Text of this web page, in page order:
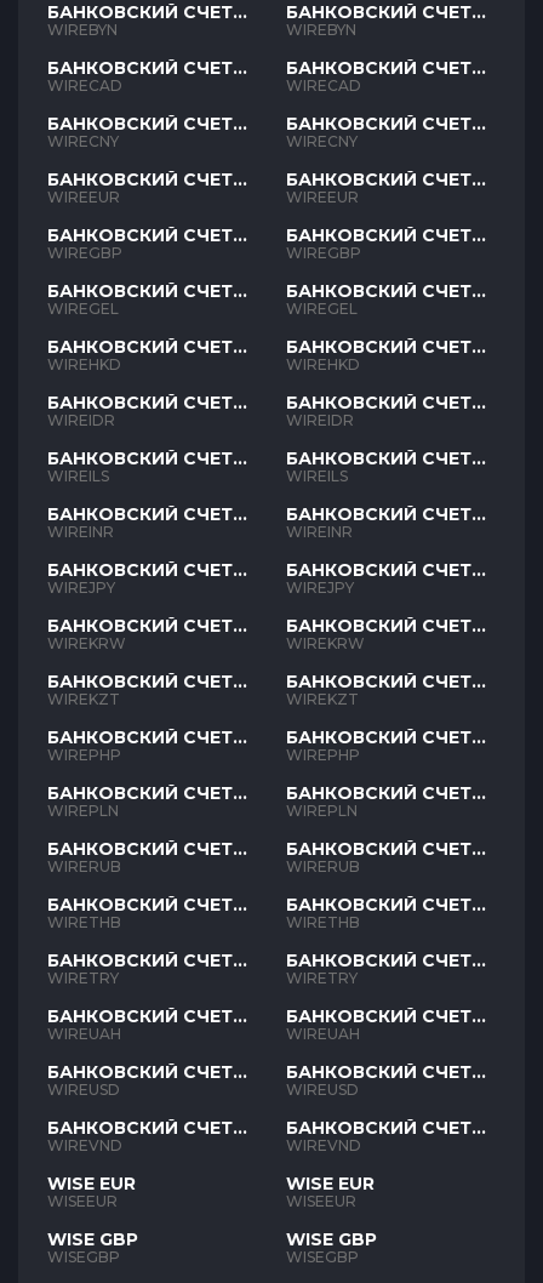
БАНКОВСКИЙ СЧЕТ
BYN
WIREBYN
БАНКОВСКИЙ СЧЕТ
CAD
WIRECAD
БАНКОВСКИЙ СЧЕТ
CNY
WIRECNY
БАНКОВСКИЙ СЧЕТ
EUR
WIREEUR
БАНКОВСКИЙ СЧЕТ
GBP
WIREGBP
БАНКОВСКИЙ СЧЕТ
GEL
WIREGEL
БАНКОВСКИЙ СЧЕТ
HKD
WIREHKD
БАНКОВСКИЙ СЧЕТ
IDR
WIREIDR
БАНКОВСКИЙ СЧЕТ
ILS
WIREILS
БАНКОВСКИЙ СЧЕТ
INR
WIREINR
БАНКОВСКИЙ СЧЕТ
JPY
WIREJPY
БАНКОВСКИЙ СЧЕТ
KRW
WIREKRW
БАНКОВСКИЙ СЧЕТ
KZT
WIREKZT
БАНКОВСКИЙ СЧЕТ
PHP
WIREPHP
БАНКОВСКИЙ СЧЕТ
PLN
WIREPLN
БАНКОВСКИЙ СЧЕТ
RUB
WIRERUB
БАНКОВСКИЙ СЧЕТ
THB
WIRETHB
БАНКОВСКИЙ СЧЕТ
TRY
WIRETRY
БАНКОВСКИЙ СЧЕТ
UAH
WIREUAH
БАНКОВСКИЙ СЧЕТ
USD
WIREUSD
БАНКОВСКИЙ СЧЕТ
VND
WIREVND
WISE EUR
WISEEUR
WISE GBP
WISEGBP
БАНКОВСКИЙ СЧЕТ
BYN
WIREBYN
БАНКОВСКИЙ СЧЕТ
CAD
WIRECAD
БАНКОВСКИЙ СЧЕТ
CNY
WIRECNY
БАНКОВСКИЙ СЧЕТ
EUR
WIREEUR
БАНКОВСКИЙ СЧЕТ
GBP
WIREGBP
БАНКОВСКИЙ СЧЕТ
GEL
WIREGEL
БАНКОВСКИЙ СЧЕТ
HKD
WIREHKD
БАНКОВСКИЙ СЧЕТ
IDR
WIREIDR
БАНКОВСКИЙ СЧЕТ
ILS
WIREILS
БАНКОВСКИЙ СЧЕТ
INR
WIREINR
БАНКОВСКИЙ СЧЕТ
JPY
WIREJPY
БАНКОВСКИЙ СЧЕТ
KRW
WIREKRW
БАНКОВСКИЙ СЧЕТ
KZT
WIREKZT
БАНКОВСКИЙ СЧЕТ
PHP
WIREPHP
БАНКОВСКИЙ СЧЕТ
PLN
WIREPLN
БАНКОВСКИЙ СЧЕТ
RUB
WIRERUB
БАНКОВСКИЙ СЧЕТ
THB
WIRETHB
БАНКОВСКИЙ СЧЕТ
TRY
WIRETRY
БАНКОВСКИЙ СЧЕТ
UAH
WIREUAH
БАНКОВСКИЙ СЧЕТ
USD
WIREUSD
БАНКОВСКИЙ СЧЕТ
VND
WIREVND
WISE EUR
WISEEUR
WISE GBP
WISEGBP